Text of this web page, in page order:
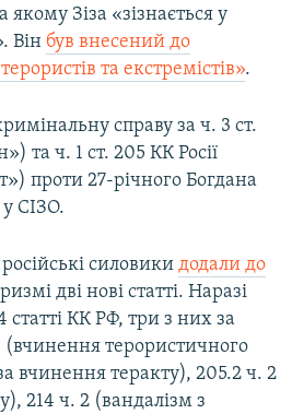
якому Зіза «зізнається у
Він був внесений до
та екстремістів».
справу за ч. 3 ст.
та ч. 1 ст. 205 КК Росії
проти 27-річного Богдана
СІЗО.
силовики додали до
дві нові статті. Наразі
КК РФ, три з них за
(вчинення терористичного
вчинення теракту), 205.2 ч. 2
214 ч. 2 (вандалізм з